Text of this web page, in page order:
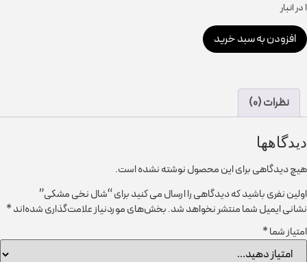
1 در انبار
افزودن به سبد خرید
نظرات (0)
دیدگاهها
هیچ دیدگاهی برای این محصول نوشته نشده است.
اولین نفری باشید که دیدگاهی را ارسال می کنید برای “شال نخی مشکی”
نشانی ایمیل شما منتشر نخواهد شد.بخش‌های موردنیاز علامت‌گذاری شده‌اند*
امتیاز شما*